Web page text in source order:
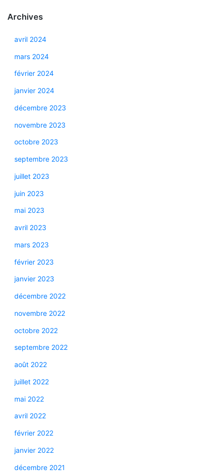
Archives
avril 2024
mars 2024
février 2024
janvier 2024
décembre 2023
novembre 2023
octobre 2023
septembre 2023
juillet 2023
juin 2023
mai 2023
avril 2023
mars 2023
février 2023
janvier 2023
décembre 2022
novembre 2022
octobre 2022
septembre 2022
août 2022
juillet 2022
mai 2022
avril 2022
février 2022
janvier 2022
décembre 2021